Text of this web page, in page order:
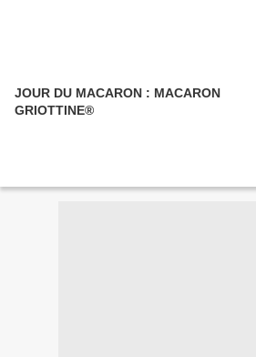
JOUR DU MACARON : MACARON
GRIOTTINE®